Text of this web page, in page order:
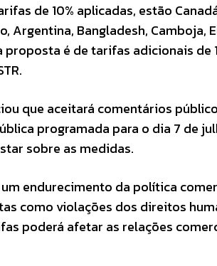
de 10% aplicadas, estão
Argentina, Bangladesh, Camboja,
proposta é de tarifas adicionais de
que aceitará comentários
programada para o dia 7 de
sobre as medidas.
endurecimento da política
como violações dos direitos
poderá afetar as relações